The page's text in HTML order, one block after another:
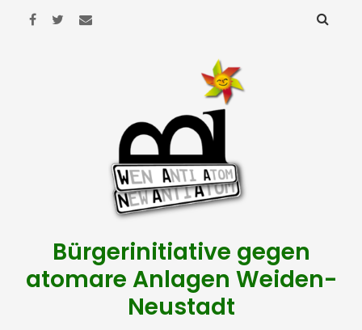
Bürgerinitiative gegen
atomare Anlagen Weiden-
Neustadt